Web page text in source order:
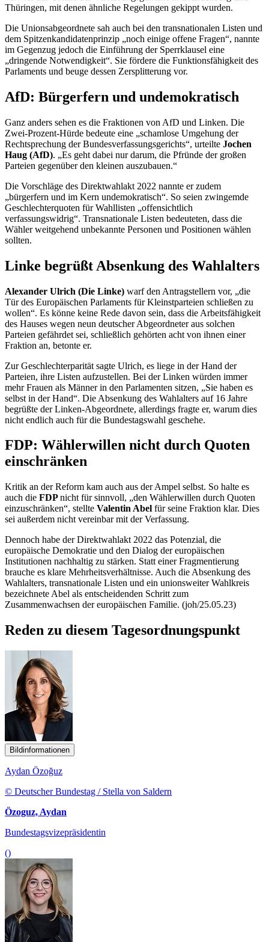
Thüringen, mit denen ähnliche Regelungen gekippt wurden.
Die Unionsabgeordnete sah auch bei den transnationalen Listen und
dem Spitzenkandidatenprinzip „noch einige offene Fragen“, nannte
im Gegenzug jedoch die Einführung der Sperrklausel eine
„dringende Notwendigkeit“. Sie fördere die Funktionsfähigkeit des
Parlaments und beuge dessen Zersplitterung vor.
AfD: Bürgerfern und undemokratisch
Ganz anders sehen es die Fraktionen von AfD und Linken. Die
Zwei-Prozent-Hürde bedeute eine „schamlose Umgehung der
Rechtsprechung der Bundesverfassungsgerichts“, urteilte Jochen
Haug (AfD). „Es geht dabei nur darum, die Pfründe der großen
Parteien gegenüber den kleinen auszubauen.“
Die Vorschläge des Direktwahlakt 2022 nannte er zudem
„bürgerfern und im Kern undemokratisch“. So seien zwingemde
Geschlechterquoten für Wahllisten „offensichtlich
verfassungswidrig“. Transnationale Listen bedeuteten, dass die
Wähler weitgehend unbekannte Personen und Positionen wählen
sollten.
Linke begrüßt Absenkung des Wahlalters
Alexander Ulrich (Die Linke) warf den Antragstellern vor, „die
Tür des Europäischen Parlaments für Kleinstparteien schließen zu
wollen“. Es könne keine Rede davon sein, dass die Arbeitsfähigkeit
des Hauses wegen neun deutscher Abgeordneter aus solchen
Parteien gefährdet sei, schließlich gehörten acht von ihnen einer
Fraktion an, betonte er.
Zur Geschlechterparität sagte Ulrich, es liege in der Hand der
Parteien, ihre Listen aufzustellen. Bei der Linken würden immer
mehr Frauen als Männer in den Parlamenten sitzen, „Sie haben es
selbst in der Hand“. Die Absenkung des Wahlalters auf 16 Jahre
begrüßte der Linken-Abgeordnete, allerdings fragte er, warum dies
nicht endlich auch für die Bundestagswahl geschehe.
FDP: Wählerwillen nicht durch Quoten
einschränken
Kritik an der Reform kam auch aus der Ampel selbst. So halte es
auch die FDPnicht für sinnvoll, „den Wählerwillen durch Quoten
einzuschränken“, stellte Valentin Abel für seine Fraktion klar. Dies
sei außerdem nicht vereinbar mit der Verfassung.
Dennoch habe der Direktwahlakt 2022 das Potenzial, die
europäische Demokratie und den Dialog der europäischen
Institutionen nachhaltig zu stärken. Statt einer Fragmentierung
brauche es klare Mehrheitsverhältnisse. Auch die Absenkung des
Wahlalters, transnationale Listen und ein unionsweiter Wahlkreis
bezeichnete Abel als entscheidenden Schritt zum
Zusammenwachsen der europäischen Familie. (joh/25.05.23)
Reden zu diesem Tagesordnungspunkt
Bildinformationen
Aydan Özoğuz
© Deutscher Bundestag / Stella von Saldern
Özoguz, Aydan
Bundestagsvizepräsidentin
()